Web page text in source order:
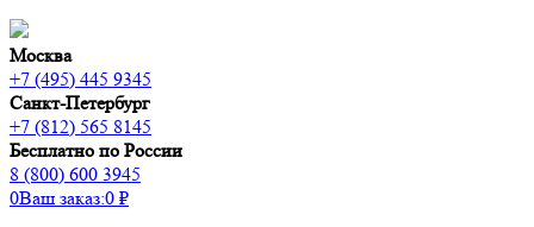
Москва
+7 (495) 445 9345
Санкт-Петербург
+7 (812) 565 8145
Бесплатно по России
8 (800) 600 3945
0Ваш заказ:0 ₽